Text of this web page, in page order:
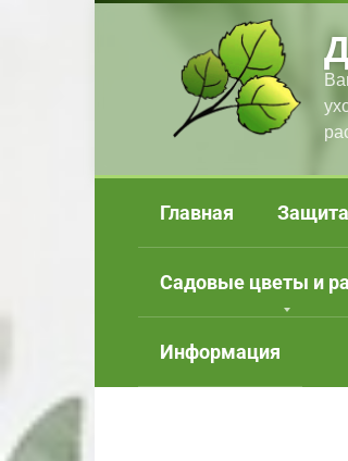
Главная Защита
Садовые цветы и
Информация